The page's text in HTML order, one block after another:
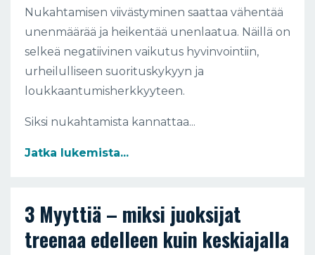
Nukahtamisen viivästyminen saattaa vähentää
unenmäärää ja heikentää unenlaatua. Näillä on
selkeä negatiivinen vaikutus hyvinvointiin,
urheilulliseen suorituskykyyn ja
loukkaantumisherkkyyteen.
Siksi nukahtamista kannattaa...
Jatka lukemista...
3 Myyttiä – miksi juoksijat
treenaa edelleen kuin keskiajalla